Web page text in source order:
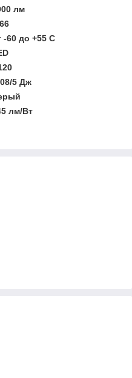
лм
-60 до +55 C
5 Дж
лм/Вт